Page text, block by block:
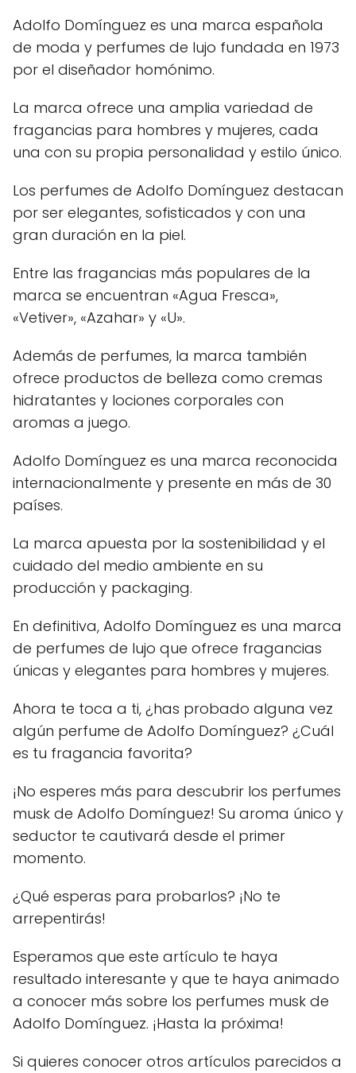
Adolfo Domínguez es una marca española
de moda y perfumes de lujo fundada en 1973
por el diseñador homónimo.
La marca ofrece una amplia variedad de
fragancias para hombres y mujeres, cada
una con su propia personalidad y estilo único.
Los perfumes de Adolfo Domínguez destacan
por ser elegantes, sofisticados y con una
gran duración en la piel.
Entre las fragancias más populares de la
marca se encuentran «Agua Fresca»,
«Vetiver», «Azahar» y «U».
Además de perfumes, la marca también
ofrece productos de belleza como cremas
hidratantes y lociones corporales con
aromas a juego.
Adolfo Domínguez es una marca reconocida
internacionalmente y presente en más de 30
países.
La marca apuesta por la sostenibilidad y el
cuidado del medio ambiente en su
producción y packaging.
En definitiva, Adolfo Domínguez es una marca
de perfumes de lujo que ofrece fragancias
únicas y elegantes para hombres y mujeres.
Ahora te toca a ti, ¿has probado alguna vez
algún perfume de Adolfo Domínguez? ¿Cuál
es tu fragancia favorita?
¡No esperes más para descubrir los perfumes
musk de Adolfo Domínguez! Su aroma único y
seductor te cautivará desde el primer
momento.
¿Qué esperas para probarlos? ¡No te
arrepentirás!
Esperamos que este artículo te haya
resultado interesante y que te haya animado
a conocer más sobre los perfumes musk de
Adolfo Domínguez. ¡Hasta la próxima!
Si quieres conocer otros artículos parecidos a